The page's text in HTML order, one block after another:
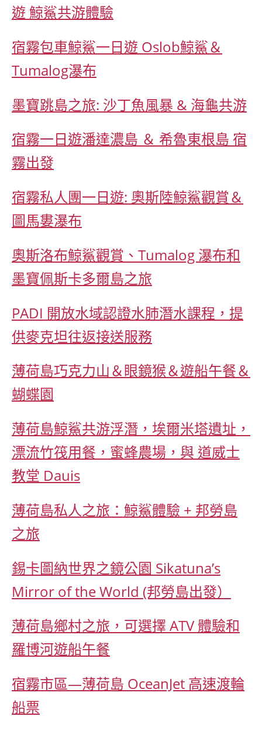
遊 鯨鯊共游體驗
宿霧包車鯨鯊一日遊 Oslob鯨鯊＆
Tumalog瀑布
墨寶跳島之旅: 沙丁魚風暴 & 海龜共游
宿霧一日遊潘達濃島 ＆ 希魯東根島 宿
霧出發
宿霧私人團一日遊: 奧斯陸鯨鯊觀賞＆
圖馬婁瀑布
奧斯洛布鯨鯊觀賞、Tumalog 瀑布和
墨寶佩斯卡多爾島之旅
PADI 開放水域認證水肺潛水課程，提
供麥克坦往返接送服務
薄荷島巧克力山＆眼鏡猴＆遊船午餐＆
蝴蝶園
薄荷島鯨鯊共游浮潛，埃爾米塔遺址，
漂流竹筏用餐，蜜蜂農場，與 道威士
教堂 Dauis
薄荷島私人之旅：鯨鯊體驗 + 邦勞島
之旅
錫卡圖納世界之鏡公園 Sikatuna’s
Mirror of the World (邦勞島出發）
薄荷島鄉村之旅，可選擇 ATV 體驗和
羅博河遊船午餐
宿霧市區—薄荷島 OceanJet 高速渡輪
船票